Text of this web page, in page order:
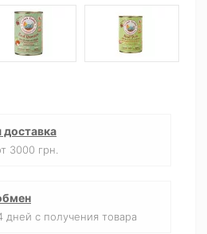
доставка
3000 грн.
дней с получения товара